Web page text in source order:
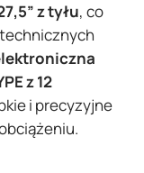
z tyłu, co
z 12
i precyzyjne